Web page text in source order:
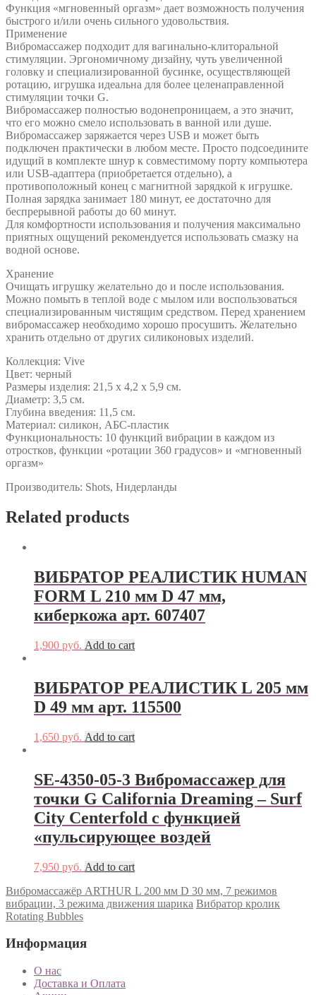
Функция «мгновенный оргазм» дает возможность получения
быстрого и/или очень сильного удовольствия.
Применение
Вибромассажер подходит для вагинально-клиторальной
стимуляции. Эргономичному дизайну, чуть увеличенной
головку и специализированной бусинке, осуществляющей
ротацию, игрушка идеальна для более целенаправленной
стимуляции точки G.
Вибромассажер полностью водонепроницаем, а это значит,
что его можно смело использовать в ванной или душе.
Вибромассажер заряжается через USB и может быть
подключен практически в любом месте. Просто подсоедините
идущий в комплекте шнур к совместимому порту компьютера
или USB-адаптера (приобретается отдельно), а
противоположный конец с магнитной зарядкой к игрушке.
Полная зарядка занимает 180 минут, ее достаточно для
беспрерывной работы до 60 минут.
Для комфортности использования и получения максимально
приятных ощущений рекомендуется использовать смазку на
водной основе.
Хранение
Очищать игрушку желательно до и после использования.
Можно помыть в теплой воде с мылом или воспользоваться
специализированным чистящим средством. Перед хранением
вибромассажер необходимо хорошо просушить. Желательно
хранить отдельно от других силиконовых изделий.
Коллекция: Vive
Цвет: черный
Размеры изделия: 21,5 x 4,2 x 5,9 см.
Диаметр: 3,5 см.
Глубина введения: 11,5 см.
Материал: силикон, АБС-пластик
Функциональность: 10 функций вибрации в каждом из
отростков, функции «ротации 360 градусов» и «мгновенный
оргазм»
Производитель: Shots, Нидерланды
Related products
ВИБРАТОР РЕАЛИСТИК HUMAN
FORM L 210 мм D 47 мм,
киберкожа арт. 607407
1,900 руб. Add to cart
ВИБРАТОР РЕАЛИСТИК L 205 мм
D 49 мм арт. 115500
1,650 руб. Add to cart
SE-4350-05-3 Вибромассажер для
точки G California Dreaming – Surf
City Centerfold с функцией
«пульсирующее воздей
7,950 руб. Add to cart
Вибромассажёр ARTHUR L 200 мм D 30 мм, 7 режимов
вибрации, 3 режима движения шарика Вибратор кролик
Rotating Bubbles
Информация
О нас
Доставка и Оплата